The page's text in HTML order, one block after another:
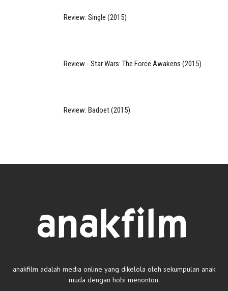
Review: Single (2015)
Review - Star Wars: The Force Awakens (2015)
Review: Badoet (2015)
anakfilm adalah media online yang dikelola oleh sekumpulan anak
muda dengan hobi menonton.